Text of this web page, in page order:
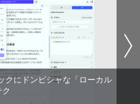
クにドンピシャな「ローカル